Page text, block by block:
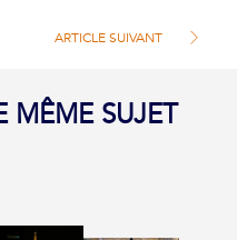
ARTICLE SUIVANT
MÊME SUJET